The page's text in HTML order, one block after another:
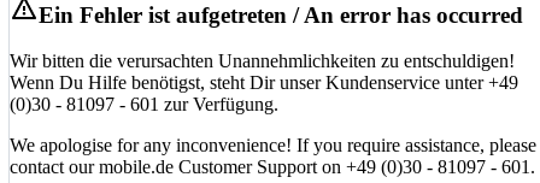
Ein Fehler ist aufgetreten / An error has occurred
Wir bitten die verursachten Unannehmlichkeiten zu entschuldigen!
Wenn Du Hilfe benötigst, steht Dir unser Kundenservice unter +49
(0)30 - 81097 - 601 zur Verfügung.
We apologise for any inconvenience! If you require assistance, please
contact our mobile.de Customer Support on +49 (0)30 - 81097 - 601.